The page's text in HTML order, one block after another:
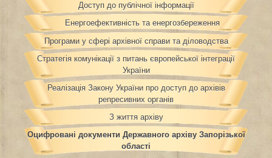
Доступ до публічної інформації
Енергоефективність та енергозбереження
Програми у сфері архівної справи та діловодства
Стратегія комунікації з питань європейської інтеграції
України
Реалізація Закону України про доступ до архівів
репресивних органів
З життя архіву
Оцифровані документи Державного архіву Запорізької
області